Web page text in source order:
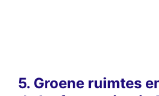
5. Groene ruimtes